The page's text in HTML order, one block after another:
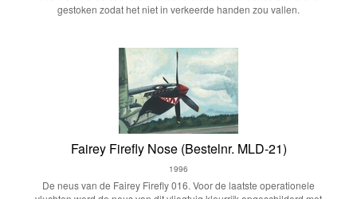
gestoken zodat het niet in verkeerde handen zou vallen.
Fairey Firefly Nose (Bestelnr. MLD-21)
1996
De neus van de Fairey Firefly 016. Voor de laatste operationele